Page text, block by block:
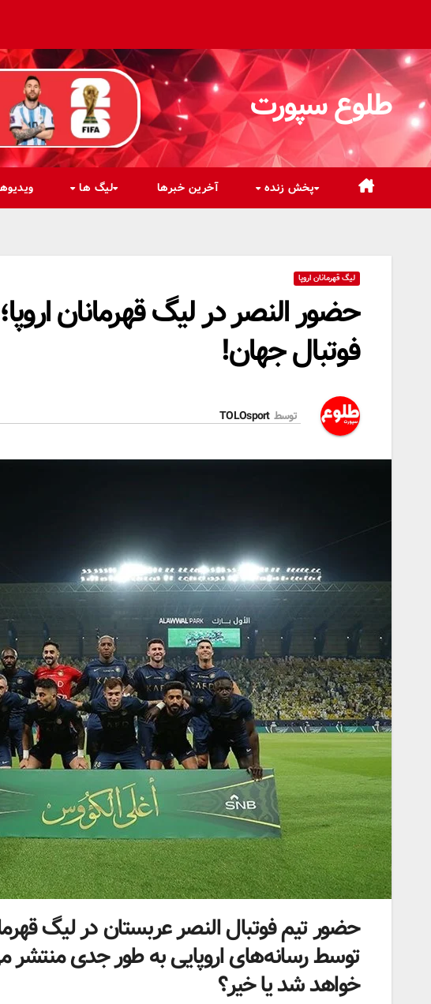
محتوا
طلوع سپورت
پخش زنده آخرین خبرها لیگ ها
لیگ قهرمانان اروپا
حضور النصر در لیگ قهرمانان
فوتبال جهان!
توسط TOLOsport
حضور تیم فوتبال النصر عربستان در لیگ
توسط رسانه‌های اروپایی به طور جدی منتشر
خواهد شد یا خیر؟